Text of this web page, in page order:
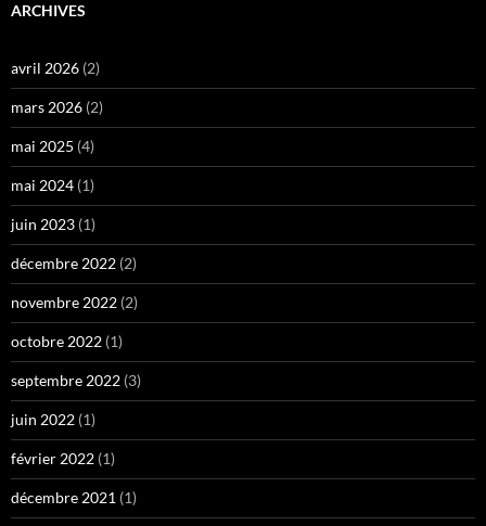
ARCHIVES
avril 2026 (2)
mars 2026 (2)
mai 2025 (4)
mai 2024 (1)
juin 2023 (1)
décembre 2022 (2)
novembre 2022 (2)
octobre 2022 (1)
septembre 2022 (3)
juin 2022 (1)
février 2022 (1)
décembre 2021 (1)